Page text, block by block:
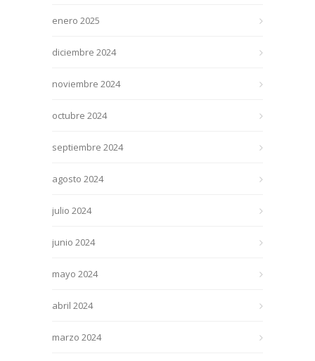
enero 2025
diciembre 2024
noviembre 2024
octubre 2024
septiembre 2024
agosto 2024
julio 2024
junio 2024
mayo 2024
abril 2024
marzo 2024